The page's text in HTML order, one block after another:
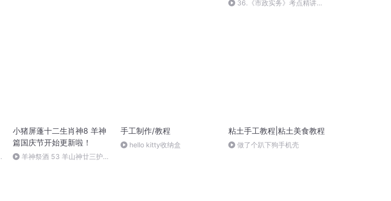
36.《市政实务》考点精讲第
小猪屏蓬十二生肖神8 羊神
篇国庆节开始更新啦！
羊神祭酒 53 羊山神廿三护祭
手工制作/教程
hello kitty收纳盒
粘土手工教程|粘土美食教程
做了个趴下狗手机壳